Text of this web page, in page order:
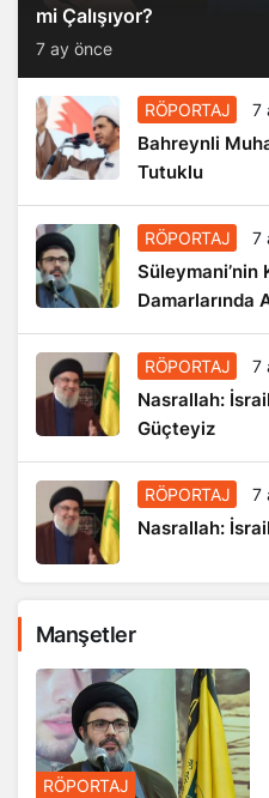
mi Çalışıyor?
7 ay önce
RÖPORTAJ 7
Bahreynli
Tutuklu
RÖPORTAJ 7
Süleymani’nin
Damarlarında
RÖPORTAJ 7
Nasrallah:
Güçteyiz
RÖPORTAJ 7
Nasrallah:
Manşetler
RÖPORTAJ